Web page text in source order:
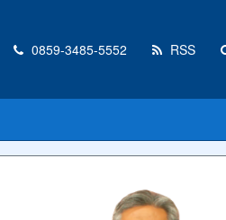
0859-3485-5552 RSS